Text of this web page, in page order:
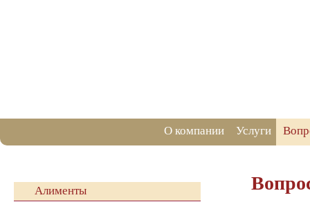
О компании Услуги
Алименты